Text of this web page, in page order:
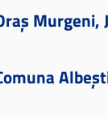
Murgeni,